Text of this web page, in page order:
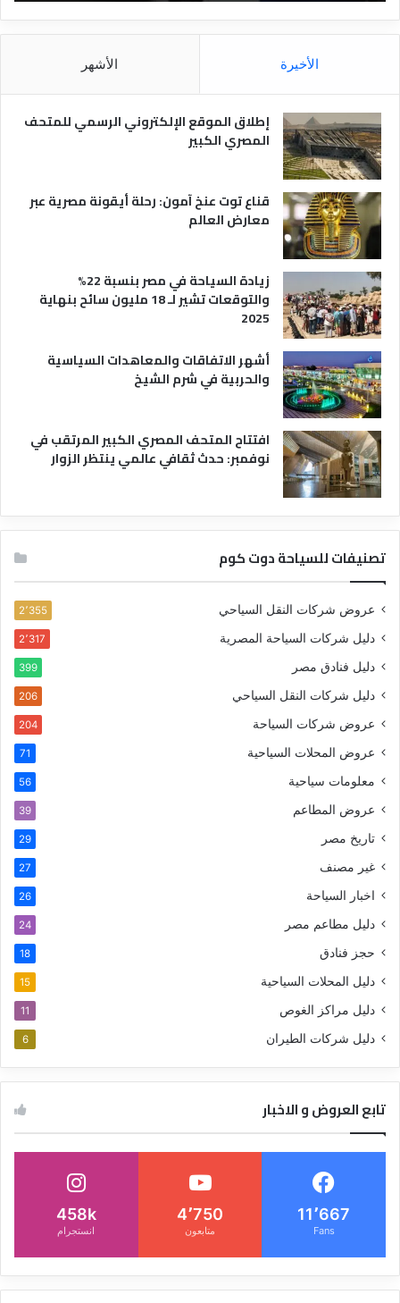
ا
ل
ر
ة
ق
و
الأخيرة الأشهر
إطلاق الموقع الإلكتروني الرسمي للمتحف
المصري الكبير
قناع توت عنخ آمون: رحلة أيقونة مصرية عبر
معارض العالم
زيادة السياحة في مصر بنسبة 22%
والتوقعات تشير لـ 18 مليون سائح بنهاية
2025
أشهر الاتفاقات والمعاهدات السياسية
والحربية في شرم الشيخ
افتتاح المتحف المصري الكبير المرتقب في
نوفمبر: حدث ثقافي عالمي ينتظر الزوار
تصنيفات للسياحة دوت كوم
عروض شركات النقل السياحي 2٬355
دليل شركات السياحة المصرية 2٬317
دليل فنادق مصر 399
دليل شركات النقل السياحي 206
عروض شركات السياحة 204
عروض المحلات السياحية 71
معلومات سياحية 56
عروض المطاعم 39
تاريخ مصر 29
غير مصنف 27
اخبار السياحة 26
دليل مطاعم مصر 24
حجز فنادق 18
دليل المحلات السياحية 15
دليل مراكز الغوص 11
دليل شركات الطيران 6
تابع العروض و الاخبار
11٬667
Fans
4٬750
متابعون
458k
انستجرام